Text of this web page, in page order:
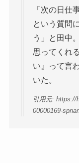
「次の日仕
という質問
う」と田中
思ってくれ
い』って言
いた。
引用元: https://
00000169-